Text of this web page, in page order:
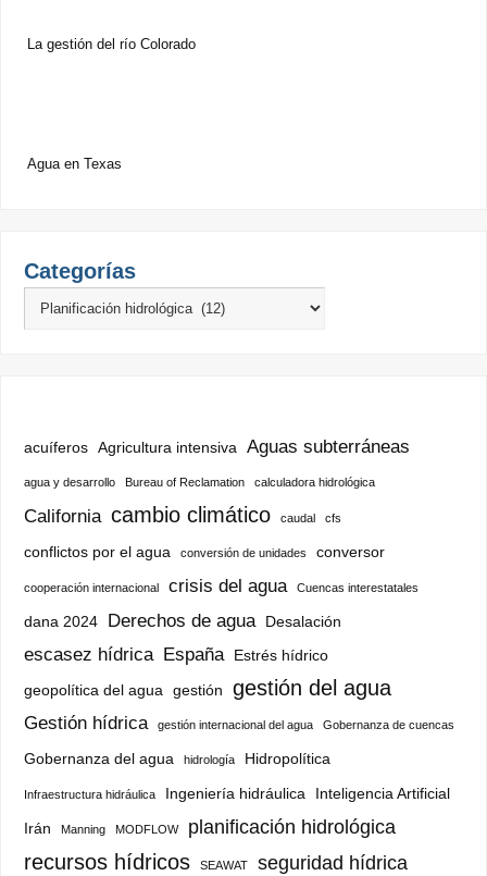
La gestión del río Colorado
Agua en Texas
Categorías
acuíferos Agricultura intensiva Aguas subterráneas
agua y desarrollo Bureau of Reclamation calculadora hidrológica
California cambio climático caudal cfs
conflictos por el agua conversión de unidades conversor
cooperación internacional crisis del agua Cuencas interestatales
dana 2024 Derechos de agua Desalación
escasez hídrica España
Estrés hídrico
geopolítica del agua gestión gestión del agua
Gestión hídrica gestión internacional del agua Gobernanza de cuencas
Gobernanza del agua hidrología Hidropolítica
Infraestructura hidráulica Ingeniería hidráulica
Inteligencia Artificial
Irán
Manning MODFLOW planificación hidrológica
recursos hídricos SEAWAT seguridad hídrica